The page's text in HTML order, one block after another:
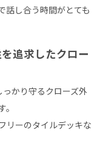
話し合う時間がとても
追求したクロー
かり守るクローズ外
リーのタイルデッキな